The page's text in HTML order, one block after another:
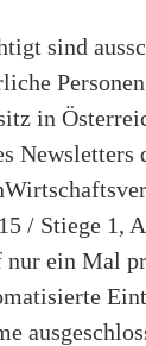
sind
in
Newsletters
/ Stiege 1,
nur ein Mal